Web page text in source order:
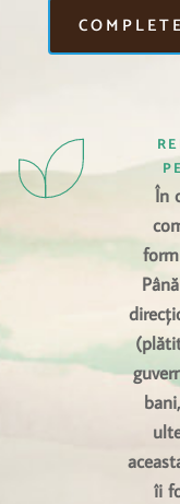
În
îi